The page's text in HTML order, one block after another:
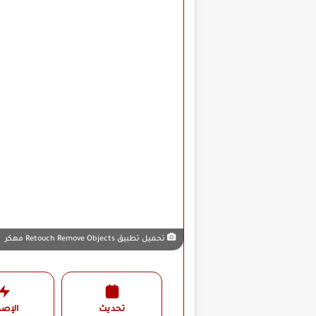
تحميل تطبيق Retouch Remove Objects مهكر
تحديث